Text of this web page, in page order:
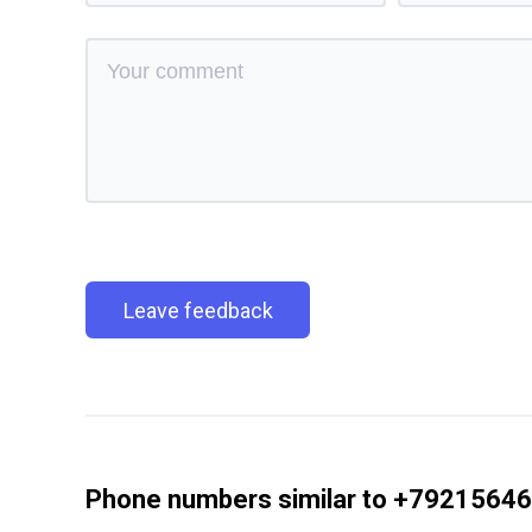
Leave feedback
Phone numbers similar to